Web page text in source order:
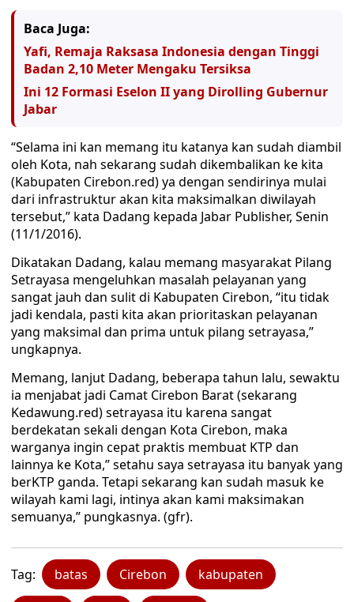
Baca Juga:
Yafi, Remaja Raksasa Indonesia dengan Tinggi
Badan 2,10 Meter Mengaku Tersiksa
Ini 12 Formasi Eselon II yang Dirolling Gubernur
Jabar
“Selama ini kan memang itu katanya kan sudah diambil
oleh Kota, nah sekarang sudah dikembalikan ke kita
(Kabupaten Cirebon.red) ya dengan sendirinya mulai
dari infrastruktur akan kita maksimalkan diwilayah
tersebut,” kata Dadang kepada Jabar Publisher, Senin
(11/1/2016).
Dikatakan Dadang, kalau memang masyarakat Pilang
Setrayasa mengeluhkan masalah pelayanan yang
sangat jauh dan sulit di Kabupaten Cirebon, “itu tidak
jadi kendala, pasti kita akan prioritaskan pelayanan
yang maksimal dan prima untuk pilang setrayasa,”
ungkapnya.
Memang, lanjut Dadang, beberapa tahun lalu, sewaktu
ia menjabat jadi Camat Cirebon Barat (sekarang
Kedawung.red) setrayasa itu karena sangat
berdekatan sekali dengan Kota Cirebon, maka
warganya ingin cepat praktis membuat KTP dan
lainnya ke Kota,” setahu saya setrayasa itu banyak yang
berKTP ganda. Tetapi sekarang kan sudah masuk ke
wilayah kami lagi, intinya akan kami maksimakan
semuanya,” pungkasnya. (gfr).
Tag: batas Cirebon kabupaten